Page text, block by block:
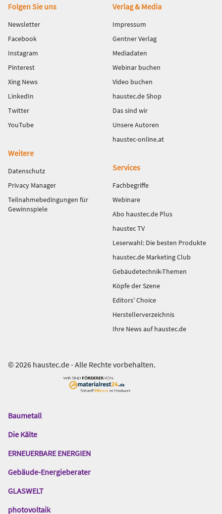
Fußbereich
Folgen Sie uns
Newsletter
Facebook
Instagram
Pinterest
Xing News
LinkedIn
Twitter
YouTube
Verlag & Media
Impressum
Gentner Verlag
Mediadaten
Webinar buchen
Video buchen
haustec.de Shop
Das sind wir
Unsere Autoren
haustec-online.at
Weitere
Datenschutz
Privacy Manager
Teilnahmebedingungen für
Gewinnspiele
Services
Fachbegriffe
Webinare
Abo haustec.de Plus
haustec TV
Leserwahl: Die besten Produkte
haustec.de Marketing Club
Gebäudetechnik-Themen
Köpfe der Szene
Editors' Choice
Herstellerverzeichnis
Ihre News auf haustec.de
© 2026 haustec.de - Alle Rechte vorbehalten.
Das
Gentner
Baumetall
Die Kälte
ERNEUERBARE ENERGIEN
Gebäude-Energieberater
GLASWELT
photovoltaik